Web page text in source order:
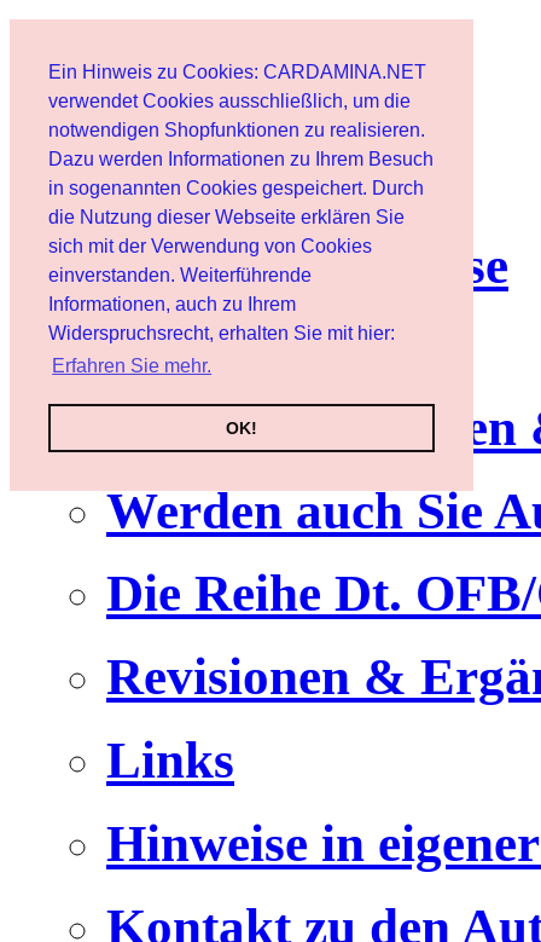
Ein Hinweis zu Cookies: CARDAMINA.NET
verwendet Cookies ausschließlich, um die
notwendigen Shopfunktionen zu realisieren.
Dazu werden Informationen zu Ihrem Besuch
in sogenannten Cookies gespeichert. Durch
die Nutzung dieser Webseite erklären Sie
sich mit der Verwendung von Cookies
einverstanden. Weiterführende
Informationen, auch zu Ihrem
Widerspruchsrecht, erhalten Sie mit hier:
Erfahren Sie mehr.
OK!
User
Newsletter
Nutzungshinweise
Service
Werden auch Sie
Die Reihe Dt.
Revisionen &
Links
Hinweise in
Kontakt zu den